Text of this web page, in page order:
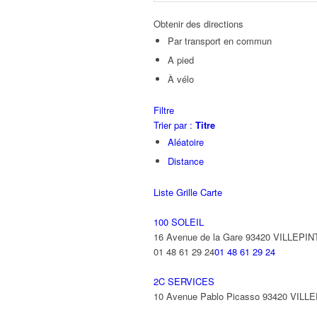
Obtenir des directions
Par transport en commun
A pied
À vélo
Filtre
Trier par : Titre
Aléatoire
Distance
Liste Grille Carte
100 SOLEIL
16 Avenue de la Gare 93420
01 48 61 29 2401 48 61 29 24
2C SERVICES
10 Avenue Pablo Picasso 93420